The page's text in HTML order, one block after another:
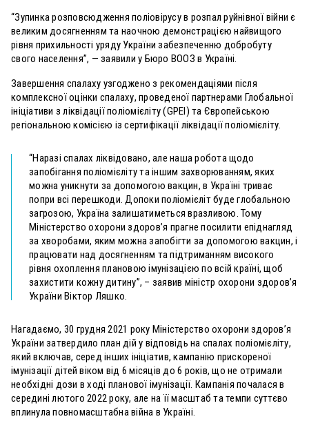
“Зупинка розповсюдження поліовірусу в розпал руйнівної війни є
великим досягненням та наочною демонстрацією найвищого
рівня прихильності уряду України забезпеченню добробуту
свого населення”, — заявили у Бюро ВООЗ в Україні.
Завершення спалаху узгоджено з рекомендаціями після
комплексної оцінки спалаху, проведеної партнерами Глобальної
ініціативи з ліквідації поліомієліту (GPEI) та Європейською
регіональною комісією із сертифікації ліквідації поліомієліту.
“Наразі спалах ліквідовано, але наша робота щодо
запобігання поліомієліту та іншим захворюванням, яких
можна уникнути за допомогою вакцин, в Україні триває
попри всі перешкоди. Допоки поліомієліт буде глобальною
загрозою, Україна залишатиметься вразливою. Тому
Міністерство охорони здоров’я прагне посилити епіднагляд
за хворобами, яким можна запобігти за допомогою вакцин, і
працювати над досягненням та підтриманням високого
рівня охоплення плановою імунізацією по всій країні, щоб
захистити кожну дитину”, – заявив міністр охорони здоровʼя
України Віктор Ляшко.
Нагадаємо, 30 грудня 2021 року Міністерство охорони здоров’я
України затвердило план дій у відповідь на спалах поліомієліту,
який включав, серед інших ініціатив, кампанію прискореної
імунізації дітей віком від 6 місяців до 6 років, що не отримали
необхідні дози в ході планової імунізації. Кампанія почалася в
середині лютого 2022 року, але на її масштаб та темпи суттєво
вплинула повномасштабна війна в Україні.